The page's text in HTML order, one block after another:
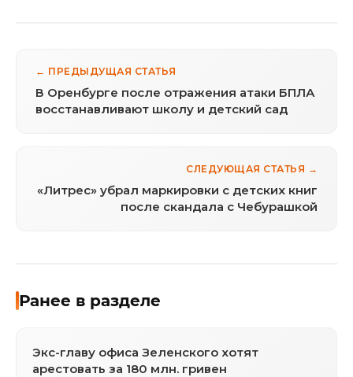
← ПРЕДЫДУЩАЯ СТАТЬЯ
В Оренбурге после отражения атаки БПЛА
восстанавливают школу и детский сад
СЛЕДУЮЩАЯ СТАТЬЯ →
«Литрес» убрал маркировки с детских книг
после скандала с Чебурашкой
Ранее в разделе
Экс-главу офиса Зеленского хотят
арестовать за 180 млн. гривен